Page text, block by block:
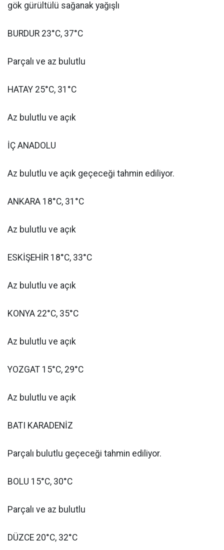
gök gürültülü sağanak yağışlı
BURDUR 23°C, 37°C
Parçalı ve az bulutlu
HATAY 25°C, 31°C
Az bulutlu ve açık
İÇ ANADOLU
Az bulutlu ve açık geçeceği tahmin ediliyor.
ANKARA 18°C, 31°C
Az bulutlu ve açık
ESKİŞEHİR 18°C, 33°C
Az bulutlu ve açık
KONYA 22°C, 35°C
Az bulutlu ve açık
YOZGAT 15°C, 29°C
Az bulutlu ve açık
BATI KARADENİZ
Parçalı bulutlu geçeceği tahmin ediliyor.
BOLU 15°C, 30°C
Parçalı ve az bulutlu
DÜZCE 20°C, 32°C